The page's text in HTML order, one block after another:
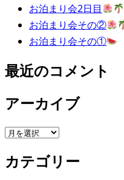
お泊まり会2日目
お泊まり会その②
お泊まり会その①
最近のコメント
アーカイブ
ア
カ
カテゴリー